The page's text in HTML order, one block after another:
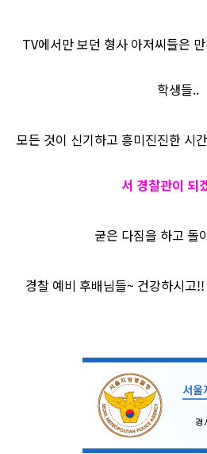
TV에서만 보던 형사 아저씨들은
학생들..
모든 것이 신기하고 흥미진진한 시
서 경찰관이 되
굳은 다짐을 하고 돌
경찰 예비 후배님들~ 건강하시고